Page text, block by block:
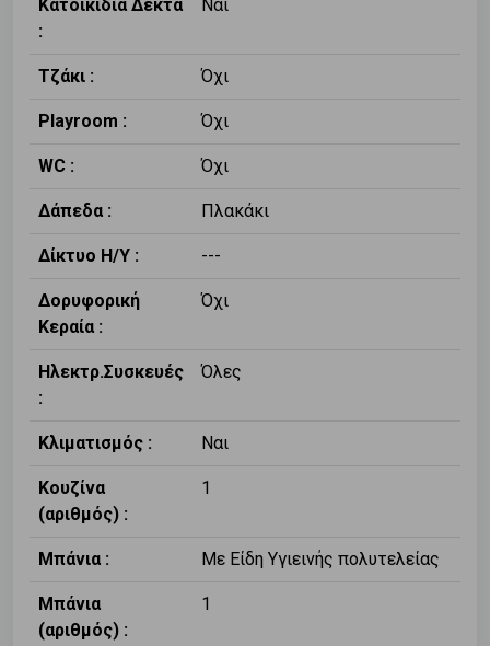
Κατοικίδια Δεκτά
:
Ναι
Τζάκι : Όχι
Playroom : Όχι
WC : Όχι
Δάπεδα : Πλακάκι
Δίκτυο Η/Υ : ---
Δορυφορική
Κεραία :
Όχι
Ηλεκτρ.Συσκευές
:
Όλες
Κλιματισμός : Ναι
Κουζίνα
(αριθμός) :
1
Μπάνια : Με Είδη Υγιεινής πολυτελείας
Μπάνια
(αριθμός) :
1